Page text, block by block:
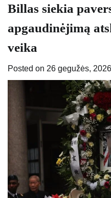
Billas siekia
apgaudinėjimą
veika
Posted on 26 gegužės, 2026